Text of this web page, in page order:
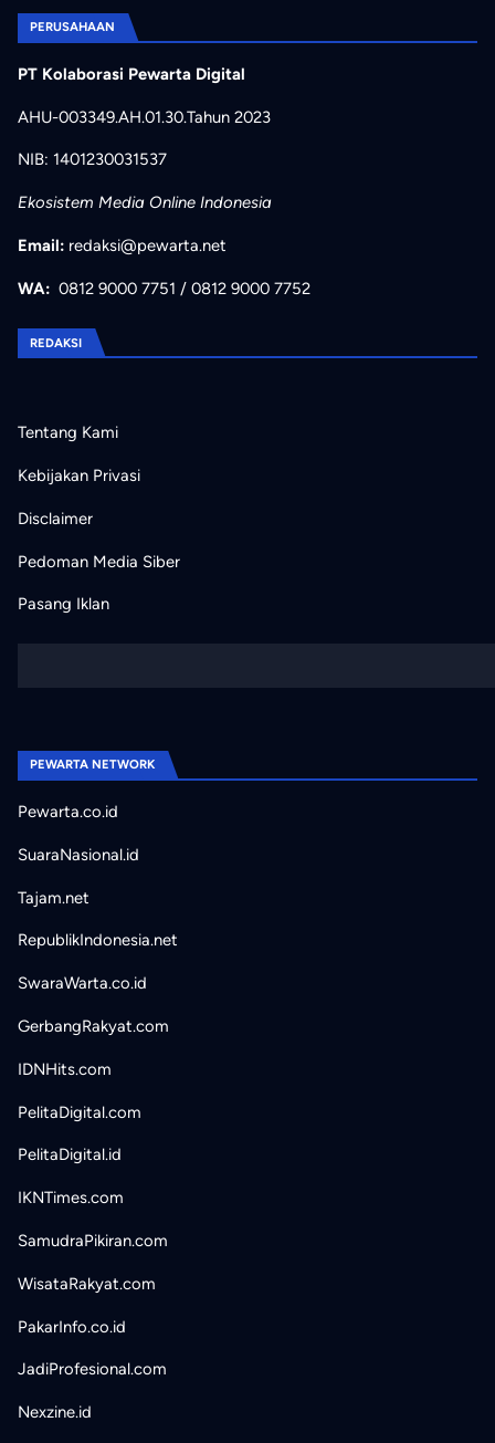
PERUSAHAAN
PT Kolaborasi Pewarta Digital
AHU-003349.AH.01.30.Tahun 2023
NIB: 1401230031537
Ekosistem Media Online Indonesia
Email: redaksi@pewarta.net
WA: 0812 9000 7751 / 0812 9000 7752
REDAKSI
Tentang Kami
Kebijakan Privasi
Disclaimer
Pedoman Media Siber
Pasang Iklan
PEWARTA NETWORK
Pewarta.co.id
SuaraNasional.id
Tajam.net
RepublikIndonesia.net
SwaraWarta.co.id
GerbangRakyat.com
IDNHits.com
PelitaDigital.com
PelitaDigital.id
IKNTimes.com
SamudraPikiran.com
WisataRakyat.com
PakarInfo.co.id
JadiProfesional.com
Nexzine.id